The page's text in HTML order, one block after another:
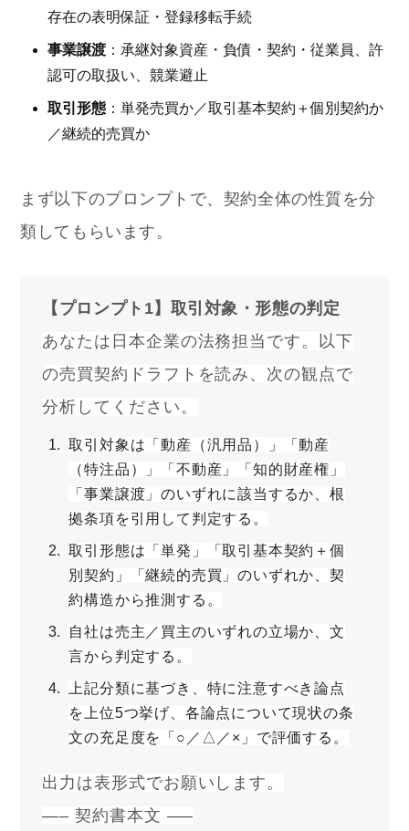
存在の表明保証・登録移転手続
事業譲渡 ：承継対象資産・負債・契約・従業員、許
認可の取扱い、競業避止
取引形態 ：単発売買か／取引基本契約＋個別契約か
／継続的売買か
まず以下のプロンプトで、契約全体の性質を分
類してもらいます。
【プロンプト1】取引対象・形態の判定
あなたは日本企業の法務担当です。以下
の売買契約ドラフトを読み、次の観点で
分析してください。
取引対象は「動産（汎用品）」「動産
（特注品）」「不動産」「知的財産権」
「事業譲渡」のいずれに該当するか、根
拠条項を引用して判定する。
取引形態は「単発」「取引基本契約＋個
別契約」「継続的売買」のいずれか、契
約構造から推測する。
自社は売主／買主のいずれの立場か、文
言から判定する。
上記分類に基づき、特に注意すべき論点
を上位5つ挙げ、各論点について現状の条
文の充足度を「○／△／×」で評価する。
出力は表形式でお願いします。
—– 契約書本文 —–